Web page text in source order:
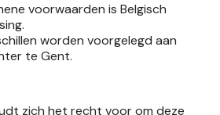
voorwaarden is Belgisch
worden voorgelegd aan
te Gent.
zich het recht voor om deze